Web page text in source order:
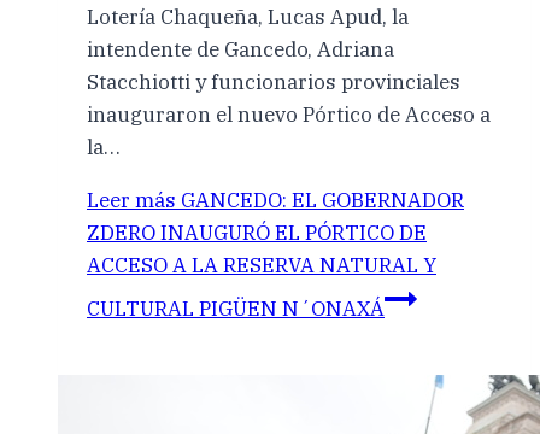
Lotería Chaqueña, Lucas Apud, la
intendente de Gancedo, Adriana
Stacchiotti y funcionarios provinciales
inauguraron el nuevo Pórtico de Acceso a
la…
Leer más GANCEDO: EL GOBERNADOR
ZDERO INAUGURÓ EL PÓRTICO DE
ACCESO A LA RESERVA NATURAL Y
CULTURAL PIGÜEN N´ONAXÁ